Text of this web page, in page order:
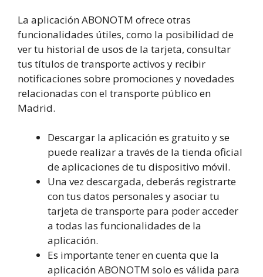
La aplicación ABONOTM ofrece otras
funcionalidades útiles, como la posibilidad de
ver tu historial de usos de la tarjeta, consultar
tus títulos de transporte activos y recibir
notificaciones sobre promociones y novedades
relacionadas con el transporte público en
Madrid.
Descargar la aplicación es gratuito y se
puede realizar a través de la tienda oficial
de aplicaciones de tu dispositivo móvil.
Una vez descargada, deberás registrarte
con tus datos personales y asociar tu
tarjeta de transporte para poder acceder
a todas las funcionalidades de la
aplicación.
Es importante tener en cuenta que la
aplicación ABONOTM solo es válida para